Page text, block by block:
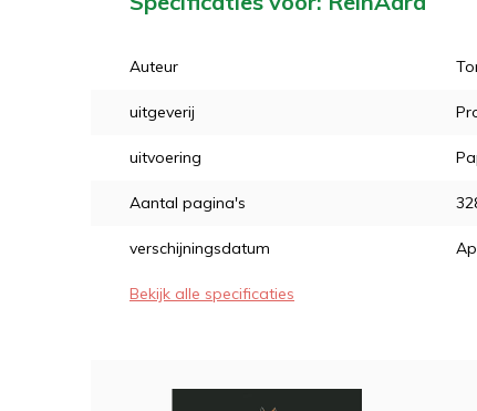
Auteur
uitgeverij
uitvoering
Aantal pagina's
verschijningsdatum
Bekijk alle specificaties